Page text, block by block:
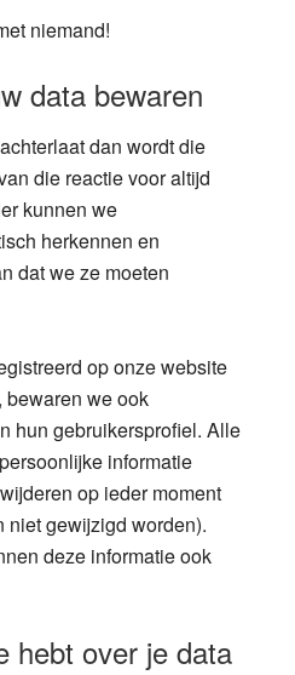
niemand!
data bewaren
dan wordt die
die reactie voor altijd
kunnen we
herkennen en
dat we ze moeten
op onze website
bewaren we ook
hun gebruikersprofiel. Alle
informatie
op ieder moment
niet gewijzigd worden).
deze informatie ook
hebt over je data